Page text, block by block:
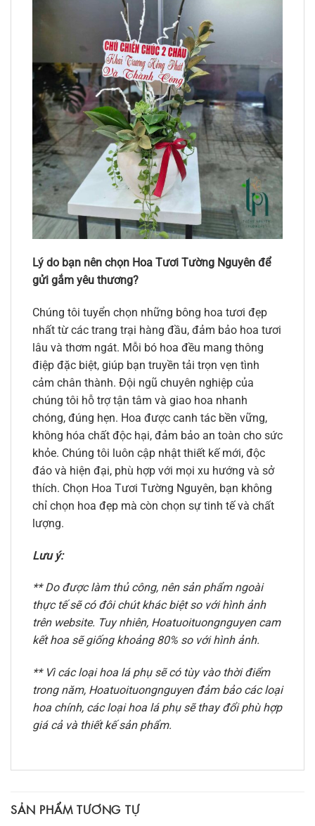
Lý do bạn nên chọn Hoa Tươi Tường Nguyên để
gửi gắm yêu thương?
Chúng tôi tuyển chọn những bông hoa tươi đẹp
nhất từ các trang trại hàng đầu, đảm bảo hoa tươi
lâu và thơm ngát. Mỗi bó hoa đều mang thông
điệp đặc biệt, giúp bạn truyền tải trọn vẹn tình
cảm chân thành. Đội ngũ chuyên nghiệp của
chúng tôi hỗ trợ tận tâm và giao hoa nhanh
chóng, đúng hẹn. Hoa được canh tác bền vững,
không hóa chất độc hại, đảm bảo an toàn cho sức
khỏe. Chúng tôi luôn cập nhật thiết kế mới, độc
đáo và hiện đại, phù hợp với mọi xu hướng và sở
thích. Chọn Hoa Tươi Tường Nguyên, bạn không
chỉ chọn hoa đẹp mà còn chọn sự tinh tế và chất
lượng.
Lưu ý:
** Do được làm thủ công, nên sản phẩm ngoài
thực tế sẽ có đôi chút khác biệt so với hình ảnh
trên website. Tuy nhiên, Hoatuoituongnguyen cam
kết hoa sẽ giống khoảng 80% so với hình ảnh.
** Vì các loại hoa lá phụ sẽ có tùy vào thời điểm
trong năm, Hoatuoituongnguyen đảm bảo các loại
hoa chính, các loại hoa lá phụ sẽ thay đổi phù hợp
giá cả và thiết kế sản phẩm.
SẢN PHẨM TƯƠNG TỰ